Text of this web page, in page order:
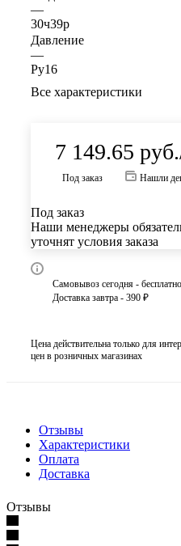
—
30ч39р
Давление
—
Ру16
Все характеристики
7 149.65 руб.
Под заказ Нашли
Под заказ
Наши менеджеры
уточнят условия заказа
Самовывоз сегодня - бесплатно
Доставка завтра - 390 ₽
Цена действительна только для
цен в розничных магазинах
Отзывы
Характеристики
Оплата
Доставка
Отзывы